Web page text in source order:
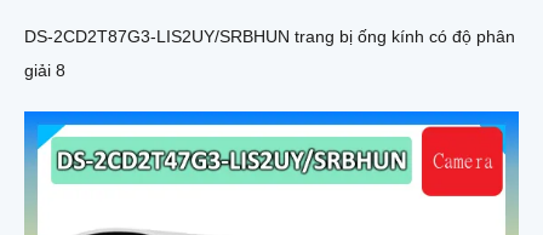
DS-2CD2T87G3-LIS2UY/SRBHUN trang bị ống kính có độ phân
giải 8